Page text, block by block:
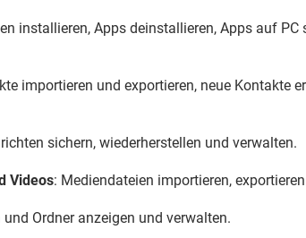
installieren, Apps deinstallieren, Apps auf PC
importieren und exportieren, neue Kontakte
sichern, wiederherstellen und verwalten.
Videos: Mediendateien importieren,
und Ordner anzeigen und verwalten.